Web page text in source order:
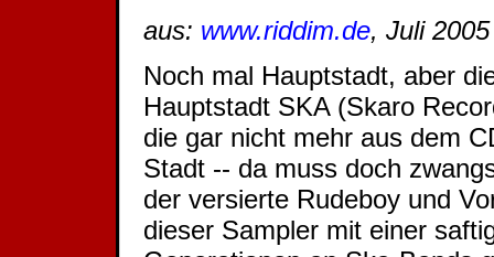
aus: www.riddim.de, Juli 2005
Noch mal Hauptstadt, aber
Hauptstadt SKA (Skaro
die gar nicht mehr aus dem
Stadt -- da muss doch
der versierte Rudeboy und
dieser Sampler mit einer